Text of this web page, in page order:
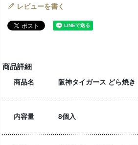
レビューを書く
商品詳細
商品名 阪神タイガース どら焼き
内容量 8個入